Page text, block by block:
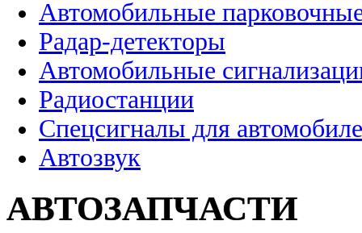
Автомобильные
Радар-детекторы
Автомобильные
Радиостанции
Спецсигналы для
Автозвук
АВТОЗАПЧАСТИ